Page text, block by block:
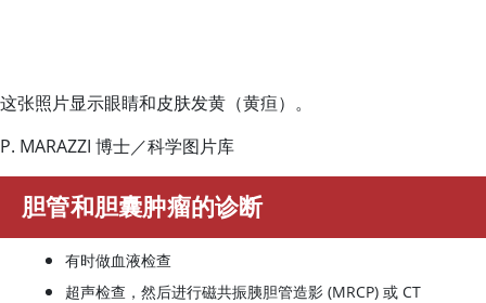
这张照片显示眼睛和皮肤发黄（黄疸）。
P. MARAZZI 博士／科学图片库
胆管和胆囊肿瘤的诊断
有时做血液检查
超声检查，然后进行磁共振胰胆管造影 (MRCP) 或 CT